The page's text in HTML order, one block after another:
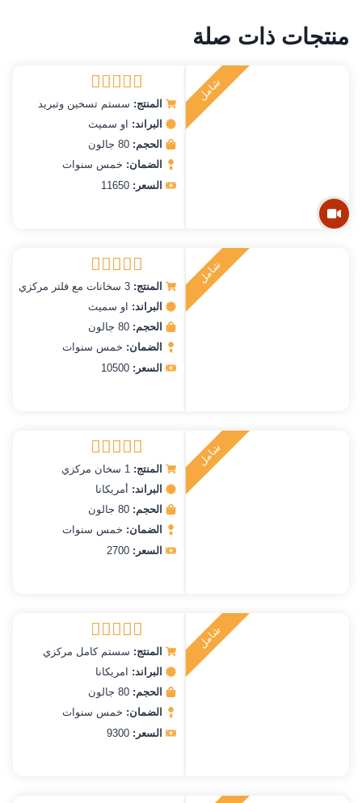
منتجات ذات صلة
ش
ا
م
ل
ت
ر
ك
ي
ب
تم التقييم
5.00من 5
المنتج: سستم تسخين وتبريد
البراند: او سميث
الحجم: 80 جالون
الضمان: خمس سنوات
السعر: 11650
ش
ا
م
ل
ت
ر
ك
ي
ب
تم التقييم
5.00من 5
المنتج: 3 سخانات مع فلتر مركزي
البراند: او سميث
الحجم: 80 جالون
الضمان: خمس سنوات
السعر: 10500
ش
ا
م
ل
ت
ر
ك
ي
ب
تم التقييم
5.00من 5
المنتج:
البراند: أمريكانا
الحجم: 80 جالون
الضمان: خمس سنوات
السعر: 2700
ش
ا
م
ل
ت
ر
ك
ي
ب
تم التقييم
5.00من 5
المنتج: سستم كامل مركزي
البراند: امريكانا
الحجم: 80 جالون
الضمان: خمس سنوات
السعر: 9300